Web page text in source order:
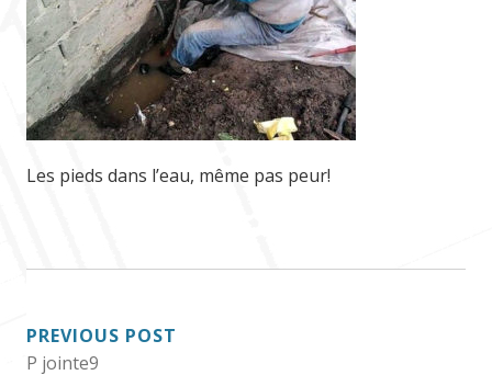
Les pieds dans l’eau, même pas peur!
POST
PREVIOUS POST
P jointe9